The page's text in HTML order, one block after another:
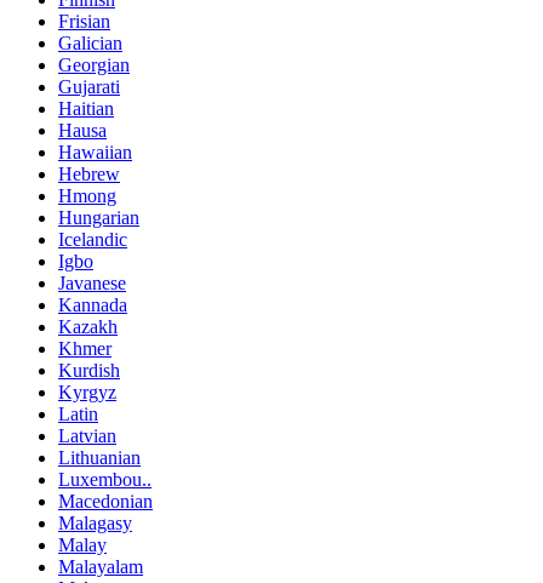
Frisian
Galician
Georgian
Gujarati
Haitian
Hausa
Hawaiian
Hebrew
Hmong
Hungarian
Icelandic
Igbo
Javanese
Kannada
Kazakh
Khmer
Kurdish
Kyrgyz
Latin
Latvian
Lithuanian
Luxembou..
Macedonian
Malagasy
Malay
Malayalam